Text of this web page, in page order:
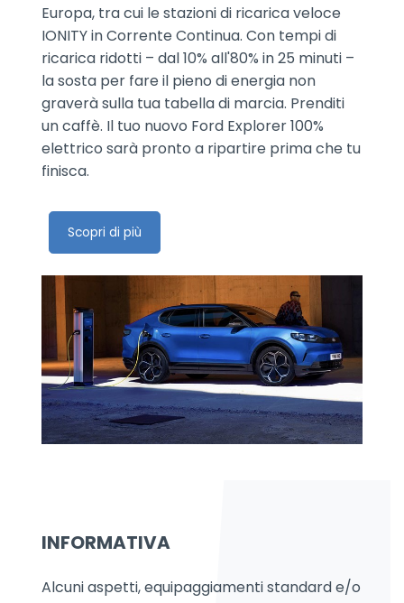
Europa, tra cui le stazioni di ricarica veloce
IONITY in Corrente Continua. Con tempi di
ricarica ridotti – dal 10% all'80% in 25 minuti –
la sosta per fare il pieno di energia non
graverà sulla tua tabella di marcia. Prenditi
un caffè. Il tuo nuovo Ford Explorer 100%
elettrico sarà pronto a ripartire prima che tu
finisca.
Scopri di più
INFORMATIVA
Alcuni aspetti, equipaggiamenti standard e/o